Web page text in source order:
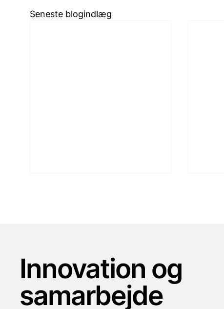
Seneste blogindlæg
EAS Transport Planning
vælger at blive en del af
Qflow-gruppen
Innovation og
samarbejde